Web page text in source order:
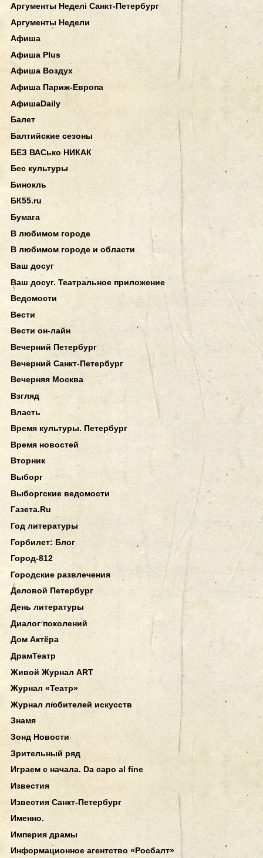
Аргументы Неделi Санкт-Петербург
Аргументы Недели
Афиша
Афиша Plus
Афиша Воздух
Афиша Париж-Европа
АфишаDaily
Балет
Балтийские сезоны
БЕЗ ВАСько НИКАК
Бес культуры
Бинокль
БК55.ru
Бумага
В любимом городе
В любимом городе и области
Ваш досуг
Ваш досуг. Театральное приложение
Ведомости
Вести
Вести он-лайн
Вечерний Петербург
Вечерний Санкт-Петербург
Вечерняя Москва
Взгляд
Власть
Время культуры. Петербург
Время новостей
Вторник
Выборг
Выборгские ведомости
Газета.Ru
Год литературы
Горбилет: Блог
Город-812
Городские развлечения
Деловой Петербург
День литературы
Диалог поколений
Дом Актёра
ДрамТеатр
Живой Журнал ART
Журнал «Театр»
Журнал любителей искусств
Знамя
Зонд Новости
Зрительный ряд
Играем с начала. Da capo al fine
Известия
Известия Санкт-Петербург
Именно.
Империя драмы
Информационное агентство «Росбалт»